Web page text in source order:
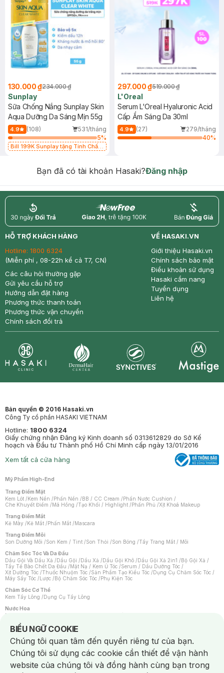
130.000 ₫234.000 ₫
Sunplay
Sữa Chống Nắng Sunplay Skin
Aqua Dưỡng Da Sáng Mịn 55g
4.9 (108)
531/tháng
5%
Bill 199K Sunplay tặng Tinh Chất
297.000 ₫519.000 ₫
L'Oreal
Serum L'Oreal Hyaluronic Acid
Cấp Ẩm Sáng Da 30ml
4.9 (27)
279/tháng
40%
Bạn đã có tài khoản Hasaki?Đăng nhập
return nowfree price
HỖ TRỢ KHÁCH HÀNG
Hotline: 1800 6324
(Miễn phí , 08-22h kể cả T7, CN)
Các câu hỏi thường gặp
Gửi yêu cầu hỗ trợ
Hướng dẫn đặt hàng
Phương thức thanh toán
Phương thức vận chuyển
Chính sách đổi trả
VỀ HASAKI.VN
Giới thiệu Hasaki.vn
Chính sách bảo mật
Điều khoản sử dụng
Hasaki cẩm nang
Tuyển dụng
Liên hệ
Bản quyền © 2016 Hasaki.vn
Công Ty cổ phần HASAKI VIETNAM
Hotline: 1800 6324
Giấy chứng nhận Đăng ký Kinh doanh số 0313612829 do Sở Kế
hoạch và Đầu tư Thành phố Hồ Chí Minh cấp ngày 13/01/2016
Xem tất cả cửa hàng
Mỹ Phẩm High-End
Trang Điểm Mặt
Kem Lót /Kem Nền /Phấn Nền /BB / CC Cream /Phấn Nước Cushion /
Che Khuyết Điểm /Má Hồng /Tạo Khối / Highlight /Phấn Phủ /Xịt Khoá Makeup
Trang Điểm Mắt
Kẻ Mày /Kẻ Mắt /Phấn Mắt /Mascara
Trang Điểm Môi
Son Dưỡng Môi /Son Kem / Tint /Son Thỏi /Son Bóng /Tẩy Trang Mắt / Môi
Chăm Sóc Tóc Và Da Đầu
Dầu Gội Và Dầu Xả /Dầu Gội /Dầu Xả /Dầu Gội Khô /Dầu Gội Xả 2in1 /Bộ Gội Xả /
Tẩy Tế Bào Chết Da Đầu /Mặt Nạ / Kem Ủ Tóc /Serum / Dầu Dưỡng Tóc /
Xịt Dưỡng Tóc /Thuốc Nhuộm Tóc /Sản Phẩm Tạo Kiểu Tóc /Dụng Cụ Chăm Sóc Tóc /
Máy Sấy Tóc /Lược /Bộ Chăm Sóc Tóc /Phụ Kiện Tóc
Chăm Sóc Cơ Thể
Kem Tẩy Lông /Dụng Cụ Tẩy Lông
Nước Hoa
Nước Hoa Nữ
Chăm Sóc Cá Nhân
Chống Muỗi /Khẩu Trang /Máy Massage/Mặt Nạ Xông Hơi /Nước Rửa Tay/
Sản Phẩm Chăm Sóc Khác /Bàn Chải Đánh Răng /Bàn Chải Điện/
Hỗ Trợ Trắng Răng/Kem Đánh Răng /Máy Tăm Nước/ Nước Súc Miệng/
Tăm / Chỉ Nha Khoa/ Xịt Thơm Miệng / Dung Dịch Vệ Sinh/Dưỡng Vùng Kín/
Khăn Ướt Vệ Sinh Vùng Kín/Băng Vệ Sinh/Tampon/Bọt Cạo Râu /Dao Cạo Râu/
Máy Cạo Râu
BIỂU NGỮ COOKIE
Notice about cookies usage
Chúng tôi quan tâm đến quyền riêng tư của bạn.
Chúng tôi sử dụng các cookie cần thiết để vận hành
website của chúng tôi và đồng hành cùng bạn trong